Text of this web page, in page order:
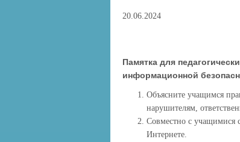
20.06.2024
Памятка для
информационной
Объясните учащимся
нарушителям,
Совместно с учащимися
Интернете.